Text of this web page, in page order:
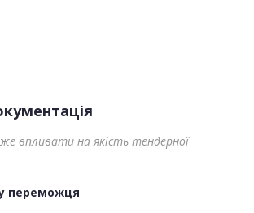
впливати на якість тендерної
переможця